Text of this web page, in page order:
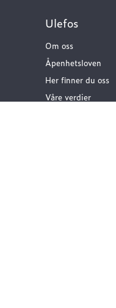
Ulefos
Om oss
Åpenhetsloven
Her finner du oss
Våre verdier